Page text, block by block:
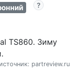
TS860. Зиму
источник: partreview.ru